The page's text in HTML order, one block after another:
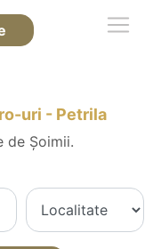
uri - Petrila
de Șoimii.